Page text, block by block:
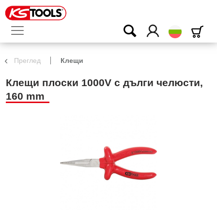
български
Преглед Клещи
Клещи плоски 1000V с дълги челюсти,
160 mm